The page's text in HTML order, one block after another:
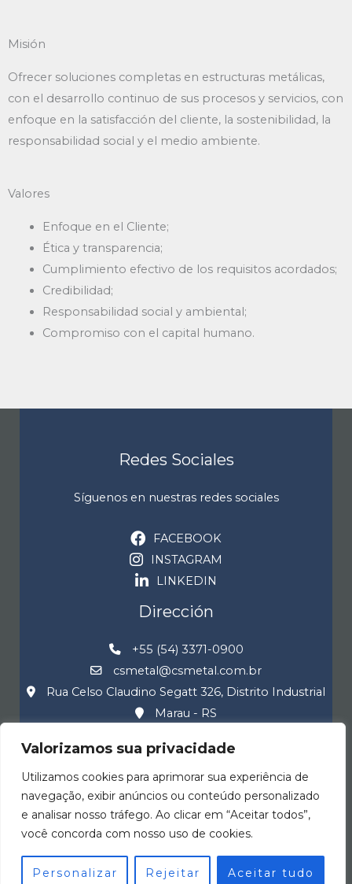
Valorizamos sua privacidade
Utilizamos cookies para aprimorar sua experiência de
navegação, exibir anúncios ou conteúdo personalizado
e analisar nosso tráfego. Ao clicar em “Aceitar todos”,
você concorda com nosso uso de cookies.
Personalizar Rejeitar Aceitar tudo
Misión
Ofrecer soluciones completas en estructuras metálicas,
con el desarrollo continuo de sus procesos y servicios, con
enfoque en la satisfacción del cliente, la sostenibilidad, la
responsabilidad social y el medio ambiente.
Valores
Enfoque en el Cliente;
Ética y transparencia;
Cumplimiento efectivo de los requisitos acordados;
Credibilidad;
Responsabilidad social y ambiental;
Compromiso con el capital humano.
Redes Sociales
Síguenos en nuestras redes sociales
FACEBOOK
INSTAGRAM
LINKEDIN
Dirección
+55 (54) 3371-0900
csmetal@csmetal.com.br
Rua Celso Claudino Segatt 326, Distrito Industrial
Marau - RS
© 2026 CS Metal
Desenvolvido por L9WEB